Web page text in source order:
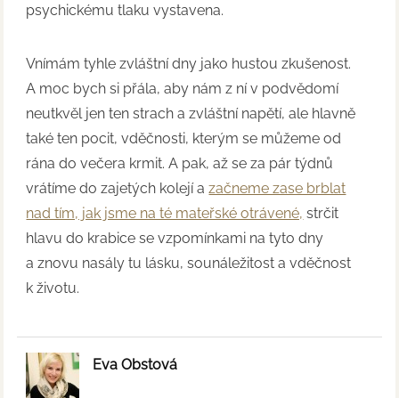
psychickému tlaku vystavena.
Vnímám tyhle zvláštní dny jako hustou zkušenost.
A moc bych si přála, aby nám z ní v podvědomí
neutkvěl jen ten strach a zvláštní napětí, ale hlavně
také ten pocit, vděčnosti, kterým se můžeme od
rána do večera krmit. A pak, až se za pár týdnů
vrátíme do zajetých kolejí azačneme zase brblat
nad tím, jak jsme na té mateřské otrávené, strčit
hlavu do krabice se vzpomínkami na tyto dny
a znovu nasály tu lásku, sounáležitost a vděčnost
k životu.
Eva Obstová